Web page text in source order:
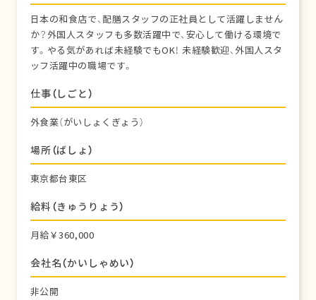
日本の和食店で、配膳スタッフの正社員として活躍しません
か？外国人スタッフも多数活躍中で、安心して働ける環境で
す。やる気があれば未経験でもOK！ 未経験歓迎、外国人スタ
ッフ活躍中の職場です。
仕事（しごと）
外食業（がいしょくぎょう）
場所（ばしょ）
東京都台東区
給料（きゅうりょう）
月給￥360,000
会社名（かいしゃめい）
非公開